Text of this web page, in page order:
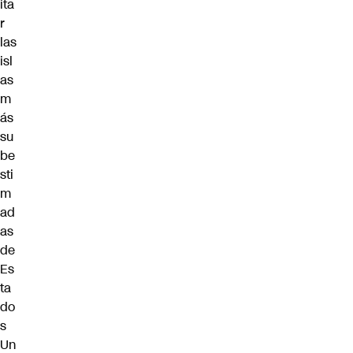
ita
r
las
isl
as
m
ás
su
be
sti
m
ad
as
de
Es
ta
do
s
Un